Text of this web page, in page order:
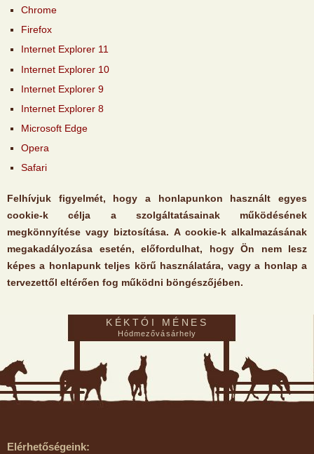
Chrome
Firefox
Internet Explorer 11
Internet Explorer 10
Internet Explorer 9
Internet Explorer 8
Microsoft Edge
Opera
Safari
Felhívjuk figyelmét, hogy a honlapunkon használt egyes
cookie-k célja a szolgáltatásainak működésének
megkönnyítése vagy biztosítása. A cookie-k alkalmazásának
megakadályozása esetén, előfordulhat, hogy Ön nem lesz
képes a honlapunk teljes körű használatára, vagy a honlap a
tervezettől eltérően fog működni böngészőjében.
KÉKTÓI MÉNES
Hódmezővásárhely
Elérhetőségeink: